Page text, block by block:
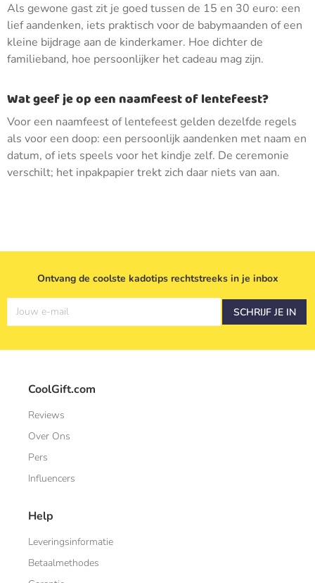
Als gewone gast zit je goed tussen de 15 en 30 euro: een
lief aandenken, iets praktisch voor de babymaanden of een
kleine bijdrage aan de kinderkamer. Hoe dichter de
familieband, hoe persoonlijker het cadeau mag zijn.
Wat geef je op een naamfeest of lentefeest?
Voor een naamfeest of lentefeest gelden dezelfde regels
als voor een doop: een persoonlijk aandenken met naam en
datum, of iets speels voor het kindje zelf. De ceremonie
verschilt; het inpakpapier trekt zich daar niets van aan.
Ontvang de coolste kadotips rechtstreeks in je inbox
Jouw e-mail SCHRIJF JE IN
CoolGift.com
Reviews
Over Ons
Pers
Influencers
Help
Leveringsinformatie
Betaalmethodes